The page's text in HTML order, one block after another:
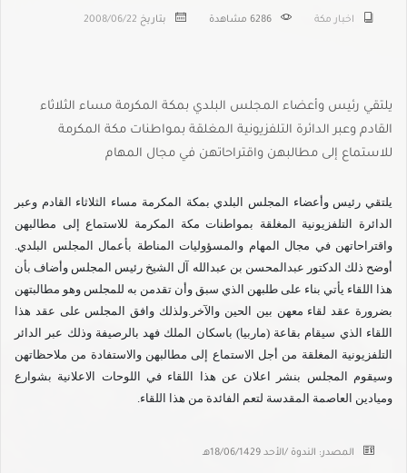
اخبار مكة 6286 مشاهدة بتاريخ 2008/06/22
يلتقي رئيس وأعضاء المجلس البلدي بمكة المكرمة مساء الثلاثاء
القادم وعبر الدائرة التلفزيونية المغلقة بمواطنات مكة المكرمة
للاستماع إلى مطالبهن واقتراحاتهن في مجال المهام
يلتقي رئيس وأعضاء المجلس البلدي بمكة المكرمة مساء الثلاثاء القادم وعبر
الدائرة التلفزيونية المغلقة بمواطنات مكة المكرمة للاستماع إلى مطالبهن
واقتراحاتهن في مجال المهام والمسؤوليات المناطة بأعمال المجلس البلدي.
أوضح ذلك الدكتور عبدالمحسن بن عبدالله آل الشيخ رئيس المجلس وأضاف بأن
هذا اللقاء يأتي بناء على طلبهن الذي سبق وأن تقدمن به للمجلس وهو مطالبتهن
بضرورة عقد لقاء معهن بين الحين والآخر.ولذلك وافق المجلس على عقد هذا
اللقاء الذي سيقام بقاعة (ماربيا) باسكان الملك فهد بالرصيفة وذلك عبر الدائر
التلفزيونية المغلقة من أجل الاستماع إلى مطالبهن والاستفادة من ملاحظاتهن
وسيقوم المجلس بنشر اعلان عن هذا اللقاء في اللوحات الاعلانية بشوارع
وميادين العاصمة المقدسة لتعم الفائدة من هذا اللقاء.
المصدر: الندوة /الأحد 18/06/1429هـ